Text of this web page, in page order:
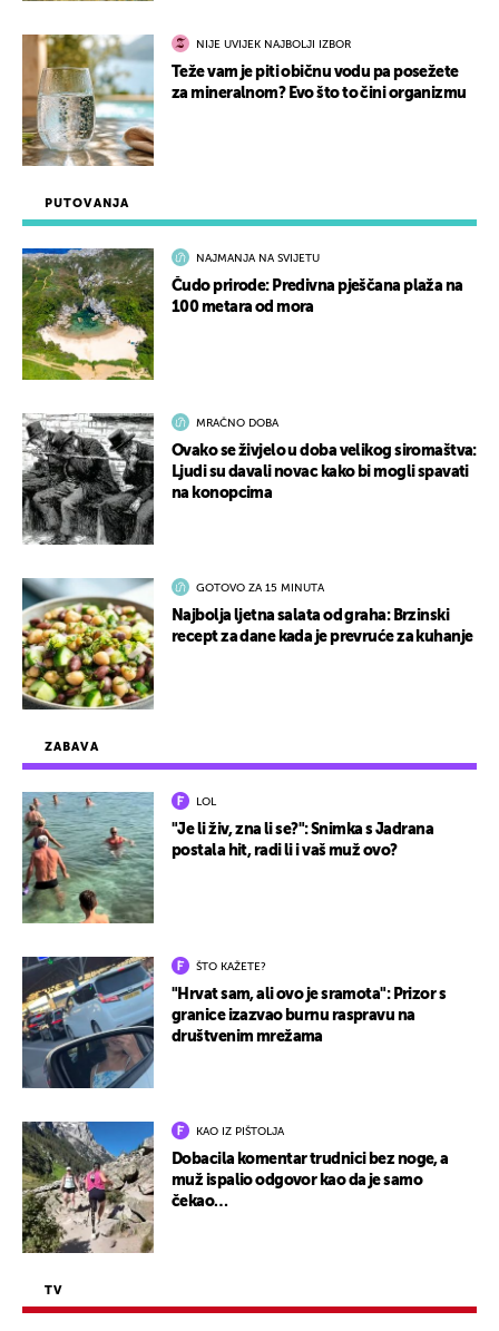
ZABAVA
LOL
"Je li živ, zna li se?": Snimka s Jadrana
postala hit, radi li i vaš muž ovo?
ŠTO KAŽETE?
"Hrvat sam, ali ovo je sramota": Prizor s
granice izazvao burnu raspravu na
društvenim mrežama
KAO IZ PIŠTOLJA
Dobacila komentar trudnici bez noge, a
muž ispalio odgovor kao da je samo
čekao…
TV
PUTOVANJA
NAJMANJA NA SVIJETU
Čudo prirode: Predivna pješčana plaža na
100 metara od mora
MRAČNO DOBA
Ovako se živjelo u doba velikog siromaštva:
Ljudi su davali novac kako bi mogli spavati
na konopcima
GOTOVO ZA 15 MINUTA
Najbolja ljetna salata od graha: Brzinski
recept za dane kada je prevruće za kuhanje
NIJE UVIJEK NAJBOLJI IZBOR
Teže vam je piti običnu vodu pa posežete
za mineralnom? Evo što to čini organizmu